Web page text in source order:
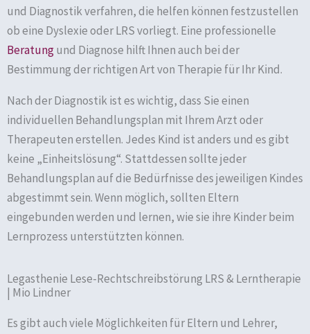
und Diagnostik verfahren, die helfen können festzustellen
ob eine Dyslexie oder LRS vorliegt. Eine professionelle
Beratungund Diagnose hilft Ihnen auch bei der
Bestimmung der richtigen Art von Therapie für Ihr Kind.
Nach der Diagnostik ist es wichtig, dass Sie einen
individuellen Behandlungsplan mit Ihrem Arzt oder
Therapeuten erstellen. Jedes Kind ist anders und es gibt
keine „Einheitslösung“. Stattdessen sollte jeder
Behandlungsplan auf die Bedürfnisse des jeweiligen Kindes
abgestimmt sein. Wenn möglich, sollten Eltern
eingebunden werden und lernen, wie sie ihre Kinder beim
Lernprozess unterstützten können.
Legasthenie Lese-Rechtschreibstörung LRS & Lerntherapie
| Mio Lindner
Es gibt auch viele Möglichkeiten für Eltern und Lehrer,